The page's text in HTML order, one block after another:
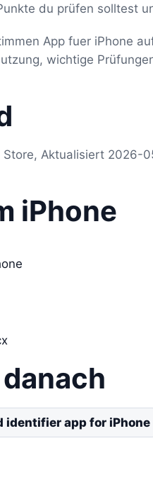
du prüfen solltest
App fuer iPhone
wichtige
Aktualisiert 2026-
iPhone
identifier app for iPhone